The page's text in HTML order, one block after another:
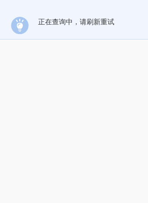
正在查询中，请刷新重试